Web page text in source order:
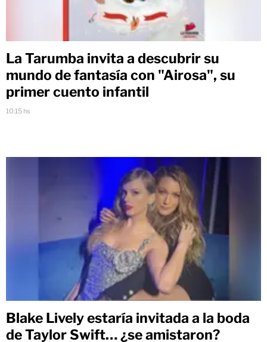
La Tarumba invita a descubrir su
mundo de fantasía con "Airosa", su
primer cuento infantil
10:15 hs
Blake Lively estaría invitada a la boda
de Taylor Swift… ¿se amistaron?